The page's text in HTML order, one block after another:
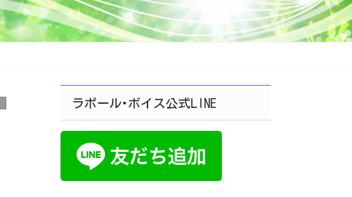
ラポール･ボイス公式LINE